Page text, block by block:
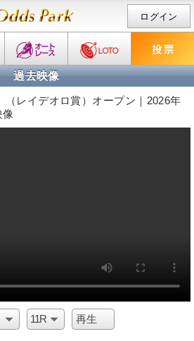
ログイン
過去映像
（レイデオロ賞）オープン｜2026年